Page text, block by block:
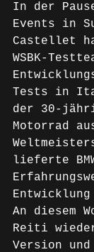
In der
Events in
Castellet
WSBK-
Tests in
der 30-
Motorrad
lieferte
An diesem
Reiti
Version